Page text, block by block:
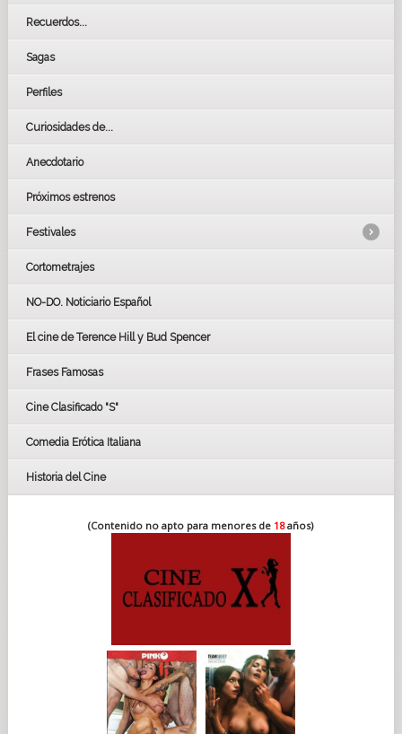
Recuerdos...
Sagas
Perfiles
Curiosidades de...
Anecdotario
Próximos estrenos
Festivales
LOS OSCARS
GOYAS
BAFTA
Cortometrajes
NO-DO. Noticiario Español
El cine de Terence Hill y Bud Spencer
Frases Famosas
Cine Clasificado "S"
Comedia Erótica Italiana
Historia del Cine
(Contenido no apto para menores de 18años)